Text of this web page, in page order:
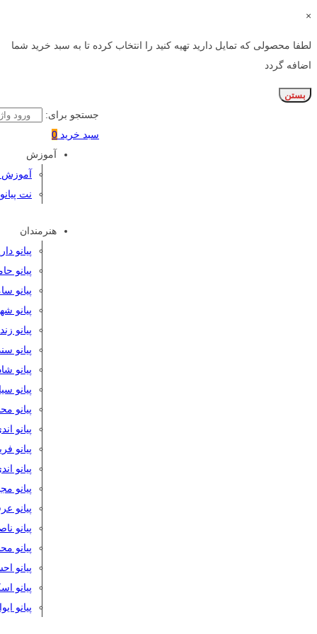
×
لطفا محصولی که تمایل دارید تهیه کنید را انتخاب کرده تا به سبد خرید شما
اضافه گردد
بستن
جستجو برای:
سبد خرید 0
آموزش
آموزش
نت پیانو
هنرمندان
پیانو
پیانو
پیانو
پیانو
پیانو
پیانو
پیانو
پیانو
پیانو
پیانو
پیانو
پیانو
پیانو
پیانو
پیانو
پیانو
پیانو
پیانو
پیانو